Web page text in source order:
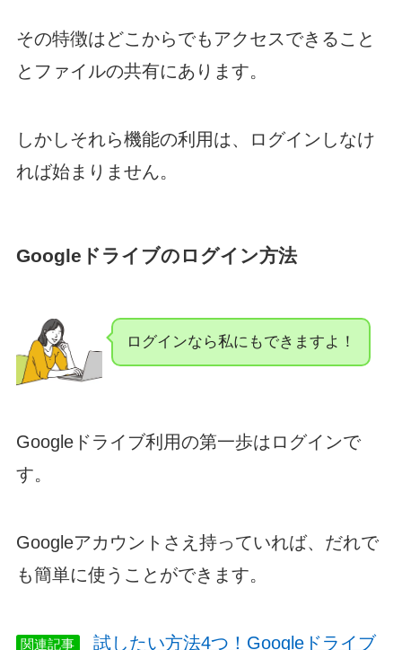
その特徴はどこからでもアクセスできること
とファイルの共有にあります。
しかしそれら機能の利用は、ログインしなけ
れば始まりません。
Googleドライブのログイン方法
ログインなら私にもできますよ！
Googleドライブ利用の第一歩はログインで
す。
Googleアカウントさえ持っていれば、だれで
も簡単に使うことができます。
関連記事
試したい方法4つ！Googleドライブ